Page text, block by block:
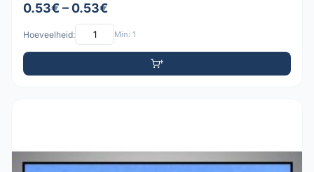
0.53€ – 0.53€
Hoeveelheid: Min: 1